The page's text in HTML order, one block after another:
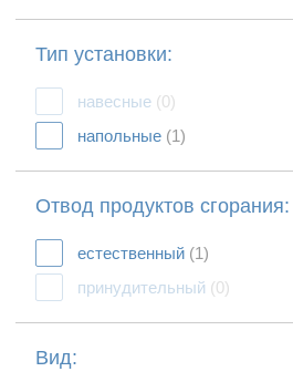
Тип установки:
навесные (0)
напольные (1)
Отвод продуктов сгорания:
естественный (1)
принудительный (0)
Вид: